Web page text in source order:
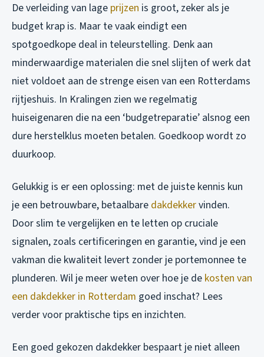
De verleiding van lage prijzen is groot, zeker als je
budget krap is. Maar te vaak eindigt een
spotgoedkope deal in teleurstelling. Denk aan
minderwaardige materialen die snel slijten of werk dat
niet voldoet aan de strenge eisen van een Rotterdams
rijtjeshuis. In Kralingen zien we regelmatig
huiseigenaren die na een ‘budgetreparatie’ alsnog een
dure herstelklus moeten betalen. Goedkoop wordt zo
duurkoop.
Gelukkig is er een oplossing: met de juiste kennis kun
je een betrouwbare, betaalbare dakdekkervinden.
Door slim te vergelijken en te letten op cruciale
signalen, zoals certificeringen en garantie, vind je een
vakman die kwaliteit levert zonder je portemonnee te
plunderen. Wil je meer weten over hoe je de kosten van
een dakdekker in Rotterdam goed inschat? Lees
verder voor praktische tips en inzichten.
Een goed gekozen dakdekker bespaart je niet alleen